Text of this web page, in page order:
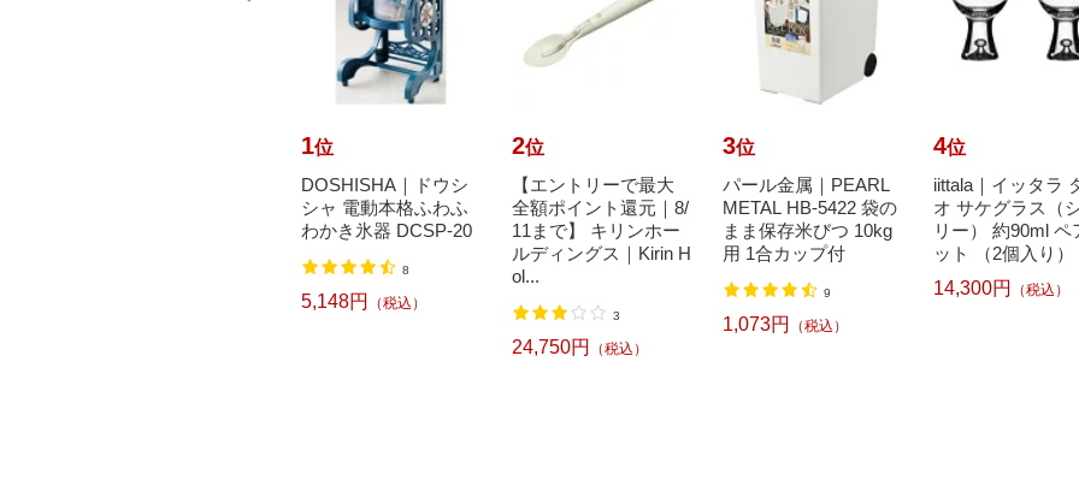
1位
DOSHISHA｜ドウシ
シャ 電動本格ふわふ
わかき氷器 DCSP-20
8
5,148円 （税込）
2位
【エントリーで最大
全額ポイント還元｜8/
11まで】 キリンホー
ルディングス｜Kirin H
ol...
3
24,750円 （税込）
3位
パール金属｜PEARL
METAL HB-5422 袋の
まま保存米びつ 10kg
用 1合カップ付
9
1,073円 （税込）
4位
iittala｜イッタラ
オ サケグラス（
リー） 約90ml ペ
ット （2個入り）
14,300円
（税込）